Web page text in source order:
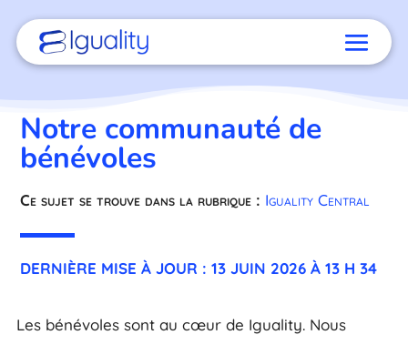
Notre communauté de
bénévoles
Ce sujet se trouve dans la rubrique : Iguality Central
DERNIÈRE MISE À JOUR : 13 JUIN 2026 À 13 H 34
Les bénévoles sont au cœur de Iguality. Nous